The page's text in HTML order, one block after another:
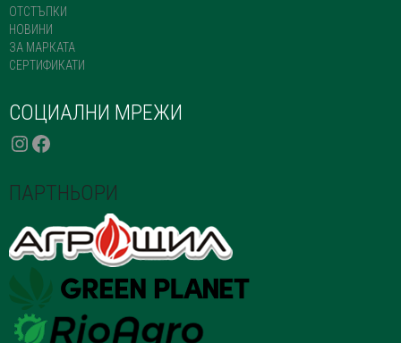
ОТСТЪПКИ
НОВИНИ
ЗА МАРКАТА
СЕРТИФИКАТИ
СОЦИАЛНИ МРЕЖИ
INSTAGRAM
FACEBOOK
ПАРТНЬОРИ